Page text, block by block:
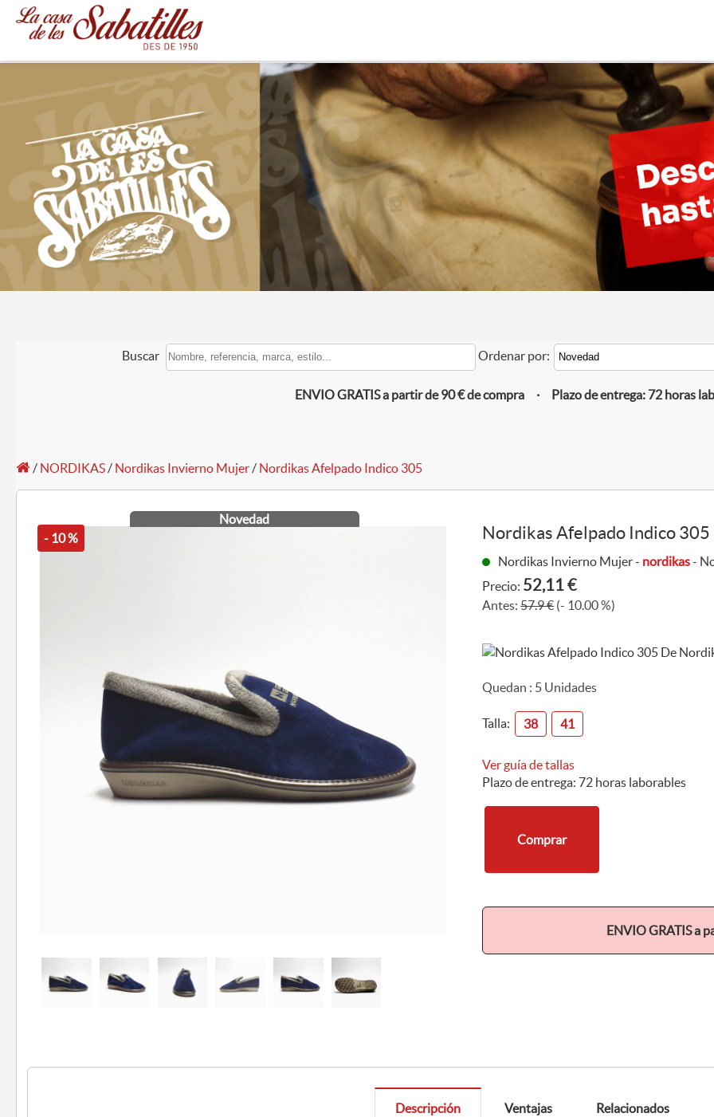
Buscar Ordenar por:
ENVIO GRATIS a partir de 90 € de compra · Plazo de entrega: 72 horas
/ NORDIKAS/ Nordikas Invierno Mujer/ Nordikas Afelpado Indico 305
Novedad
- 10 %
Nordikas Afelpado Indico 305
Nordikas Invierno Mujer - nordikas-
Precio: 52,11 €
Antes:57.9 €(- 10.00 %)
Quedan : 5 Unidades
Talla: 38 41
Ver guía de tallas
Plazo de entrega: 72 horas laborables
Comprar
ENVIO GRATIS a
Descripción Ventajas Relacionados